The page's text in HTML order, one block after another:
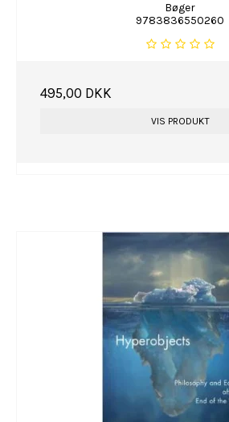
Bøger
9783836550260
495,00 DKK
VIS PRODUKT